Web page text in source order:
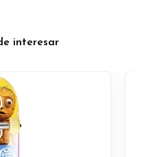
interesar